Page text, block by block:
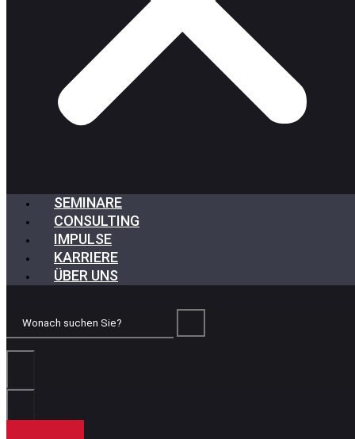
SEMINARE
CONSULTING
IMPULSE
KARRIERE
ÜBER UNS
Wonach
Sie?